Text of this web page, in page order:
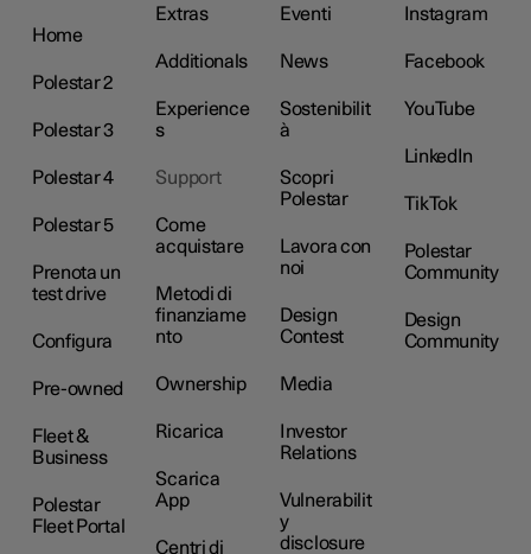
Home
Polestar 2
Polestar 3
Polestar 4
Polestar 5
Prenota un
test drive
Configura
Pre-owned
Fleet &
Business
Polestar
Fleet Portal
Extras
Additionals
Experience
s
Support
Come
acquistare
Metodi di
finanziame
nto
Ownership
Ricarica
Scarica
App
Centri di
Eventi
News
Sostenibilit
à
Scopri
Polestar
Lavora con
noi
Design
Contest
Media
Investor
Relations
Vulnerabilit
y
disclosure
Instagram
Facebook
YouTube
LinkedIn
TikTok
Polestar
Community
Design
Community